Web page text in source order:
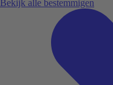
Bekijk alle bestemmigen